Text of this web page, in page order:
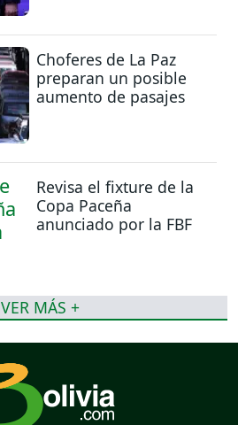
Choferes de La Paz
preparan un posible
aumento de pasajes
Revisa el fixture de la
Copa Paceña
anunciado por la FBF
VER MÁS +